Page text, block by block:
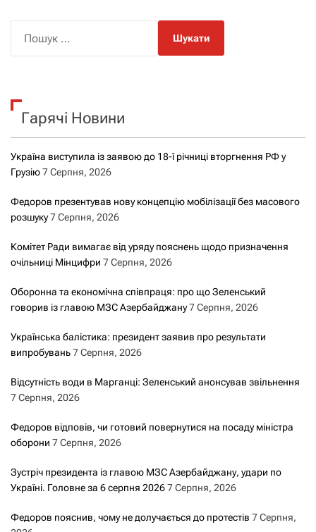
к
Гарячі Новини
Україна виступила із заявою до 18-ї річниці вторгнення РФ у
Грузію7 Серпня, 2026
Федоров презентував нову концепцію мобілізації без масового
розшуку7 Серпня, 2026
Комітет Ради вимагає від уряду пояснень щодо призначення
очільниці Мінцифри 7 Серпня, 2026
Оборонна та економічна співпраця: про що Зеленський
говорив із главою МЗС Азербайджану7 Серпня, 2026
Українська балістика: президент заявив про результати
випробувань7 Серпня, 2026
Відсутність води в Марганці: Зеленський анонсував звільнення
7 Серпня, 2026
Федоров відповів, чи готовий повернутися на посаду міністра
оборони 7 Серпня, 2026
Зустріч президента із главою МЗС Азербайджану, удари по
Україні. Головне за 6 серпня 20267 Серпня, 2026
Федоров пояснив, чому не долучається до протестів 7 Серпня,